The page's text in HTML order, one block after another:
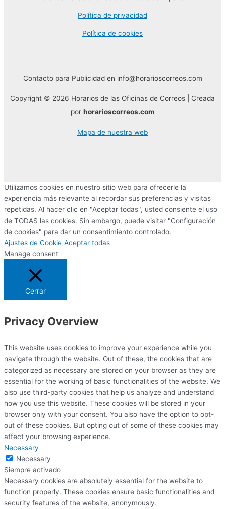
Política de privacidad
Política de cookies
Contacto para Publicidad en info@horarioscorreos.com
Copyright © 2026 Horarios de las Oficinas de Correos | Creada
por horarioscorreos.com
Mapa de nuestra web
Utilizamos cookies en nuestro sitio web para ofrecerle la
experiencia más relevante al recordar sus preferencias y visitas
repetidas. Al hacer clic en "Aceptar todas", usted consiente el uso
de TODAS las cookies. Sin embargo, puede visitar "Configuración
de cookies" para dar un consentimiento controlado.
Ajustes de Cookie Aceptar todas
Manage consent
Cerrar
Privacy Overview
This website uses cookies to improve your experience while you
navigate through the website. Out of these, the cookies that are
categorized as necessary are stored on your browser as they are
essential for the working of basic functionalities of the website. We
also use third-party cookies that help us analyze and understand
how you use this website. These cookies will be stored in your
browser only with your consent. You also have the option to opt-
out of these cookies. But opting out of some of these cookies may
affect your browsing experience.
Necessary
Necessary
Siempre activado
Necessary cookies are absolutely essential for the website to
function properly. These cookies ensure basic functionalities and
security features of the website, anonymously.